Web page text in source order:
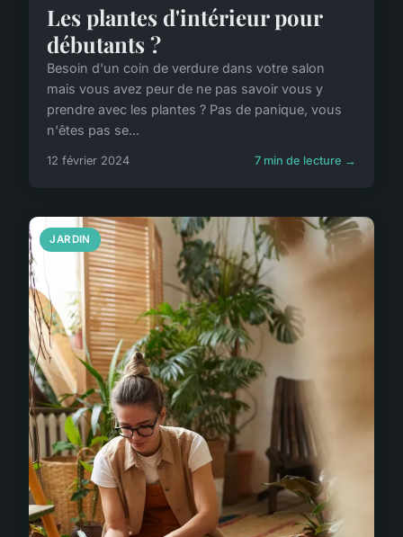
Les plantes d'intérieur pour
débutants ?
Besoin d'un coin de verdure dans votre salon
mais vous avez peur de ne pas savoir vous y
prendre avec les plantes ? Pas de panique, vous
n'êtes pas se...
12 février 2024 7 min de lecture →
JARDIN